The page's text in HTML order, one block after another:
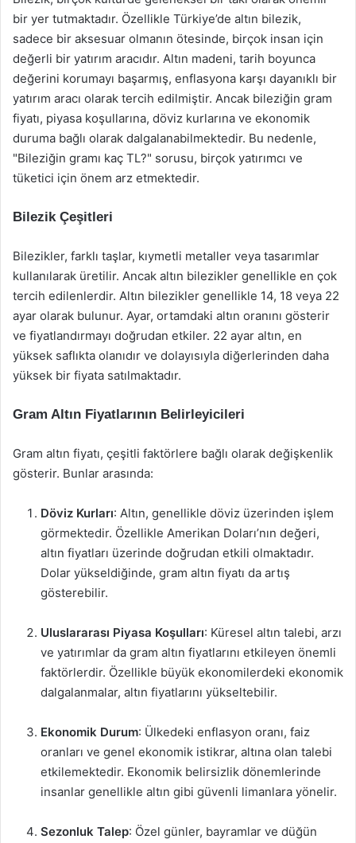
bir yer tutmaktadır. Özellikle Türkiye’de altın bilezik,
sadece bir aksesuar olmanın ötesinde, birçok insan için
değerli bir yatırım aracıdır. Altın madeni, tarih boyunca
değerini korumayı başarmış, enflasyona karşı dayanıklı bir
yatırım aracı olarak tercih edilmiştir. Ancak bileziğin gram
fiyatı, piyasa koşullarına, döviz kurlarına ve ekonomik
duruma bağlı olarak dalgalanabilmektedir. Bu nedenle,
"Bileziğin gramı kaç TL?" sorusu, birçok yatırımcı ve
tüketici için önem arz etmektedir.
Bilezik Çeşitleri
Bilezikler, farklı taşlar, kıymetli metaller veya tasarımlar
kullanılarak üretilir. Ancak altın bilezikler genellikle en çok
tercih edilenlerdir. Altın bilezikler genellikle 14, 18 veya 22
ayar olarak bulunur. Ayar, ortamdaki altın oranını gösterir
ve fiyatlandırmayı doğrudan etkiler. 22 ayar altın, en
yüksek saflıkta olanıdır ve dolayısıyla diğerlerinden daha
yüksek bir fiyata satılmaktadır.
Gram Altın Fiyatlarının Belirleyicileri
Gram altın fiyatı, çeşitli faktörlere bağlı olarak değişkenlik
gösterir. Bunlar arasında:
Döviz Kurları: Altın, genellikle döviz üzerinden işlem
görmektedir. Özellikle Amerikan Doları’nın değeri,
altın fiyatları üzerinde doğrudan etkili olmaktadır.
Dolar yükseldiğinde, gram altın fiyatı da artış
gösterebilir.
Uluslararası Piyasa Koşulları: Küresel altın talebi, arzı
ve yatırımlar da gram altın fiyatlarını etkileyen önemli
faktörlerdir. Özellikle büyük ekonomilerdeki ekonomik
dalgalanmalar, altın fiyatlarını yükseltebilir.
Ekonomik Durum: Ülkedeki enflasyon oranı, faiz
oranları ve genel ekonomik istikrar, altına olan talebi
etkilemektedir. Ekonomik belirsizlik dönemlerinde
insanlar genellikle altın gibi güvenli limanlara yönelir.
Sezonluk Talep: Özel günler, bayramlar ve düğün